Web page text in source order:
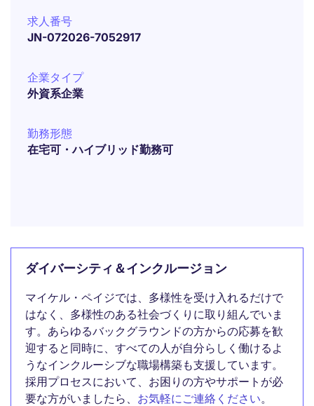
求人番号
JN-072026-7052917
企業タイプ
外資系企業
勤務形態
在宅可・ハイブリッド勤務可
ダイバーシティ＆インクルージョン
マイケル・ペイジでは、多様性を受け入れるだけで
はなく、多様性のある社会づくりに取り組んでいま
す。あらゆるバックグラウンドの方からの応募を歓
迎すると同時に、すべての人が自分らしく働けるよ
うなインクルーシブな職場構築も支援しています。
採用プロセスにおいて、お困りの方やサポートが必
要な方がいましたら、 お気軽にご連絡ください。